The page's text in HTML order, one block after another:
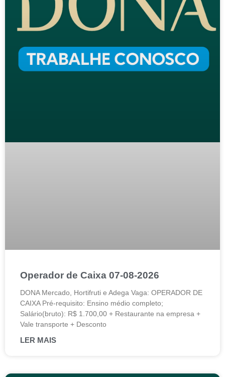
Operador de Caixa 07-08-2026
DONA Mercado, Hortifruti e Adega Vaga: OPERADOR DE
CAIXA Pré-requisito: Ensino médio completo;
Salário(bruto): R$ 1.700,00 + Restaurante na empresa +
Vale transporte + Desconto
LER MAIS